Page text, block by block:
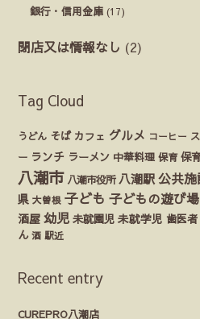
銀行・信用金庫 (17)
閉店又は情報なし (2)
Tag Cloud
うどん そば カフェ グルメ コーヒー
ー ランチ ラーメン 中華料理 保育 保
八潮市 八潮市役所 八潮駅 公共施
県 大曽根 子ども 子どもの遊び場
酒屋 幼児 未就園児 未就学児 歯医者
ん 酒 駅近
Recent entry
CUREPRO八潮店